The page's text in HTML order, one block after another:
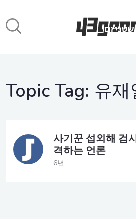
Topic Tag: 유재
사기꾼 섭외해 검
격하는 언론
6년